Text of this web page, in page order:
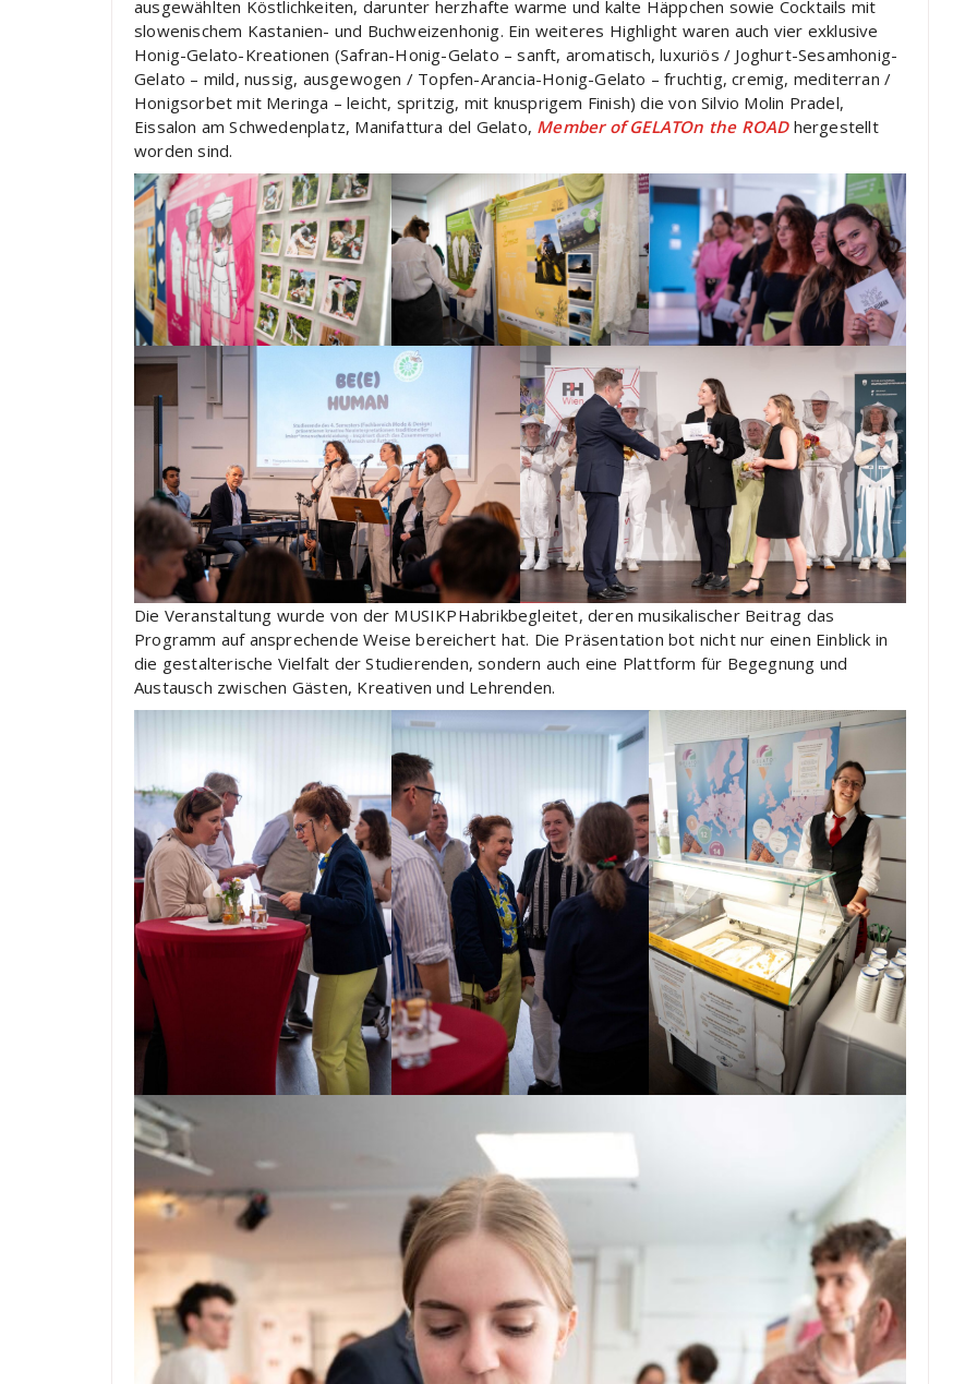
ausgewählten Köstlichkeiten, darunter herzhafte warme und kalte Häppchen sowie Cocktails mit
slowenischem Kastanien- und Buchweizenhonig. Ein weiteres Highlight waren auch vier exklusive
Honig-Gelato-Kreationen (Safran-Honig-Gelato – sanft, aromatisch, luxuriös / Joghurt-Sesamhonig-
Gelato – mild, nussig, ausgewogen / Topfen-Arancia-Honig-Gelato – fruchtig, cremig, mediterran /
Honigsorbet mit Meringa – leicht, spritzig, mit knusprigem Finish) die von Silvio Molin Pradel,
Eissalon am Schwedenplatz, Manifattura del Gelato, Member of GELATOn the ROAD hergestellt
worden sind.
Die Veranstaltung wurde von der MUSIKPHabrikbegleitet, deren musikalischer Beitrag das
Programm auf ansprechende Weise bereichert hat. Die Präsentation bot nicht nur einen Einblick in
die gestalterische Vielfalt der Studierenden, sondern auch eine Plattform für Begegnung und
Austausch zwischen Gästen, Kreativen und Lehrenden.